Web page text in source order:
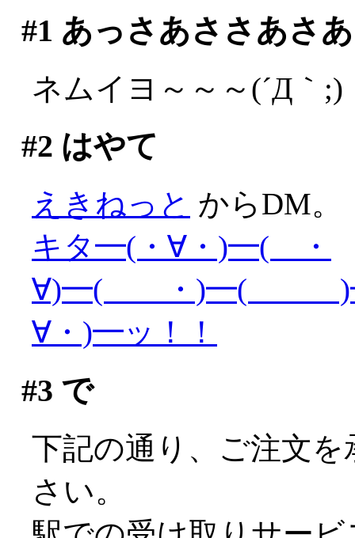
#1 あっさあささあさ
ネムイヨ～～～(´Д｀;)
#2 はやて
えきねっと からDM。
キタ━(・∀・)━( ・
∀)━( ・)━(
∀・)━ッ！！
#3 で
下記の通り、ご注文
さい。